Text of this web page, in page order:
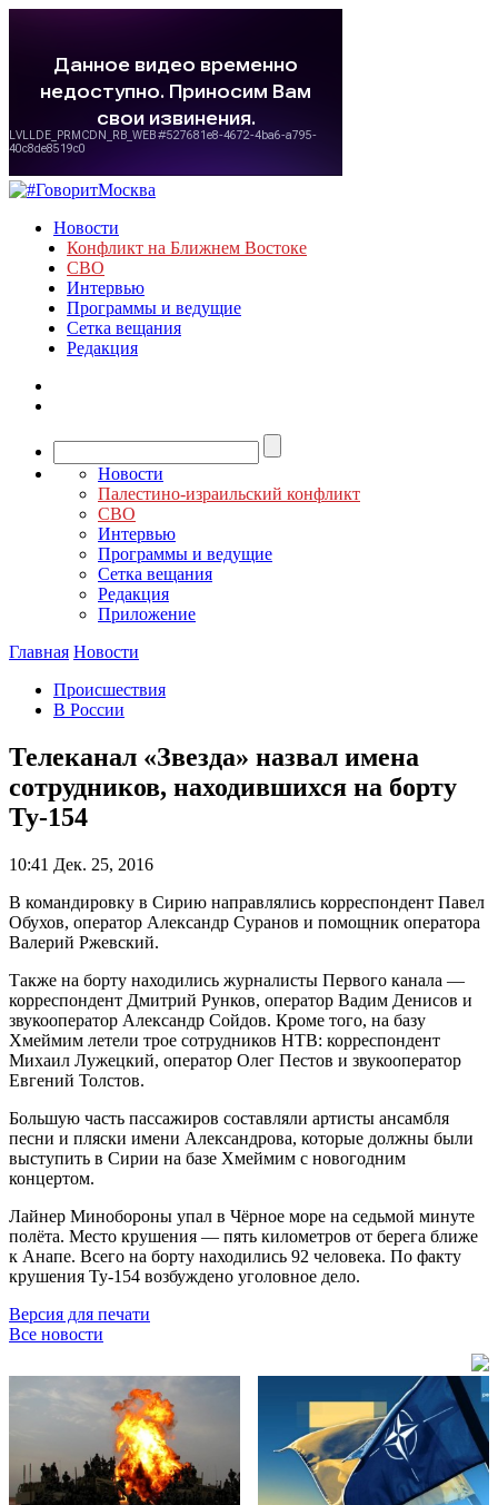
Новости
Конфликт на Ближнем Востоке
СВО
Интервью
Программы и ведущие
Сетка вещания
Редакция
Новости
Палестино-израильский конфликт
СВО
Интервью
Программы и ведущие
Сетка вещания
Редакция
Приложение
Главная Новости
Происшествия
В России
Телеканал «Звезда» назвал имена
сотрудников, находившихся на борту
Ту-154
10:41 Дек. 25, 2016
В командировку в Сирию направлялись корреспондент Павел
Обухов, оператор Александр Суранов и помощник оператора
Валерий Ржевский.
Также на борту находились журналисты Первого канала —
корреспондент Дмитрий Рунков, оператор Вадим Денисов и
звукооператор Александр Сойдов. Кроме того, на базу
Хмеймим летели трое сотрудников НТВ: корреспондент
Михаил Лужецкий, оператор Олег Пестов и звукооператор
Евгений Толстов.
Большую часть пассажиров составляли артисты ансамбля
песни и пляски имени Александрова, которые должны были
выступить в Сирии на базе Хмеймим с новогодним
концертом.
Лайнер Минобороны упал в Чёрное море на седьмой минуте
полёта. Место крушения — пять километров от берега ближе
к Анапе. Всего на борту находились 92 человека. По факту
крушения Ту-154 возбуждено уголовное дело.
Версия для печати
Все новости